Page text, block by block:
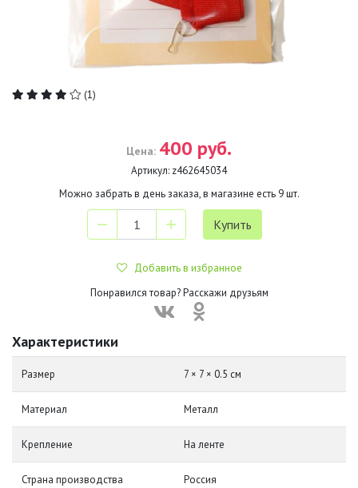
(1)
Цена: 400 руб.
Артикул: z462645034
Можно забрать в день заказа, в магазине есть 9шт.
Добавить в избранное
Понравился товар? Расскажи друзьям
Характеристики
Размер 7 × 7 × 0.5 см
Материал Металл
Крепление На ленте
Страна производства Россия